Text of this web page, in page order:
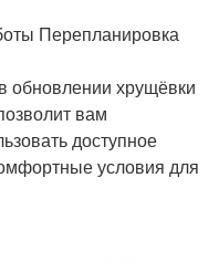
Перепланировка
хрущёвки
вам
доступное
условия для